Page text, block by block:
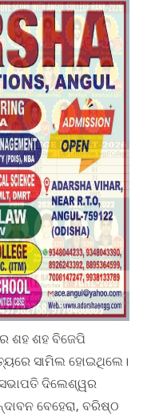
ଶହ ଶହ ବିଜେପି
ସାମିଲ ହୋଇଥିଲେ।
ଦିଲେଶ୍ୱର
ବେହେରା, ବରିଷ୍ଠ